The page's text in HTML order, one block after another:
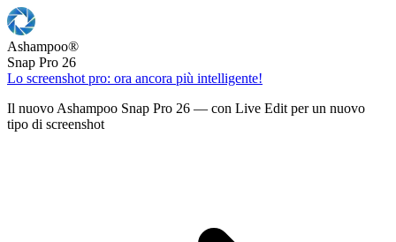
Ashampoo®
Snap Pro 26
Lo screenshot pro: ora ancora più intelligente!
Il nuovo Ashampoo Snap Pro 26 — con Live Edit per un nuovo
tipo di screenshot